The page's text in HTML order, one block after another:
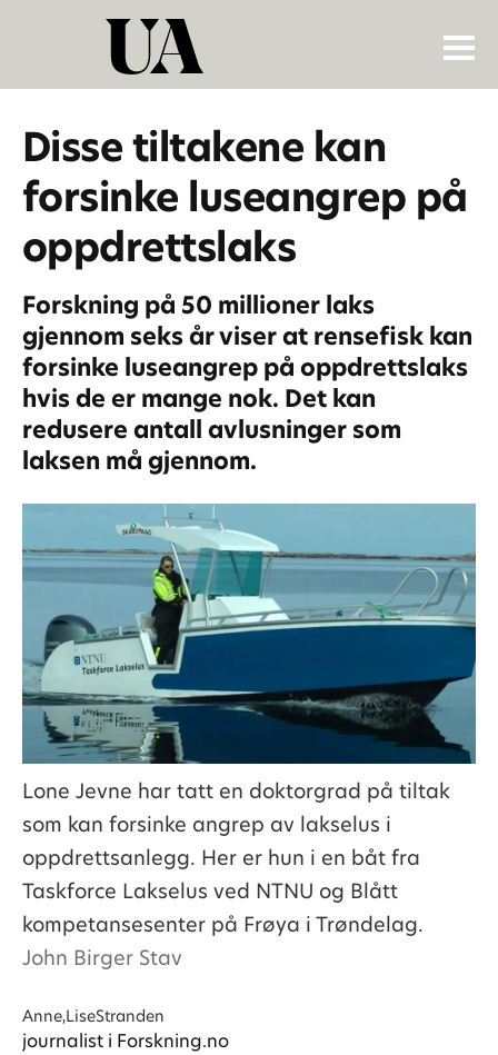
Disse tiltakene kan
forsinke luseangrep på
oppdrettslaks
Forskning på 50 millioner laks
gjennom seks år viser at rensefisk kan
forsinke luseangrep på oppdrettslaks
hvis de er mange nok. Det kan
redusere antall avlusninger som
laksen må gjennom.
Lone Jevne har tatt en doktorgrad på tiltak
som kan forsinke angrep av lakselus i
oppdrettsanlegg. Her er hun i en båt fra
Taskforce Lakselus ved NTNU og Blått
kompetansesenter på Frøya i Trøndelag.
John Birger Stav
Anne,LiseStranden
journalist i Forskning.no